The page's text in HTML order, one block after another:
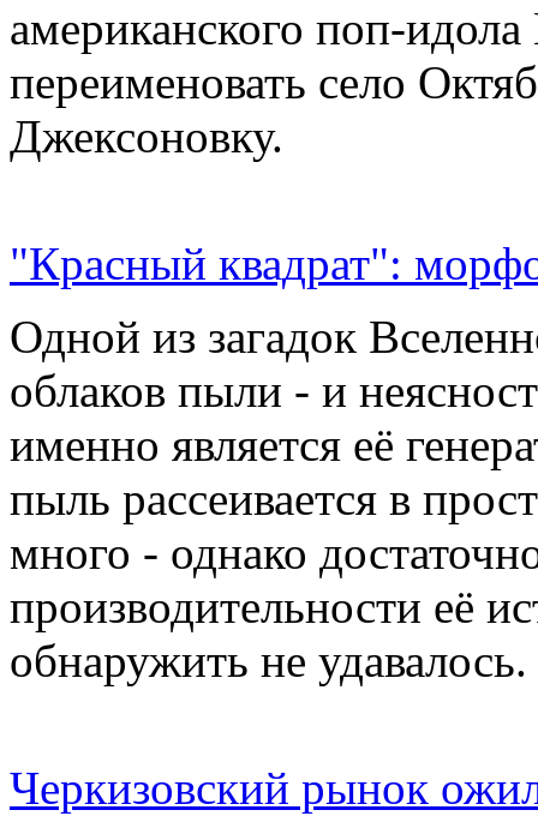
американского поп-
переименовать село
Джексоновку.
"Красный квадрат":
Одной из загадок
облаков пыли - и
именно является её
пыль рассеивается в
много - однако
производительности её
обнаружить не удавалось.
Черкизовский рынок